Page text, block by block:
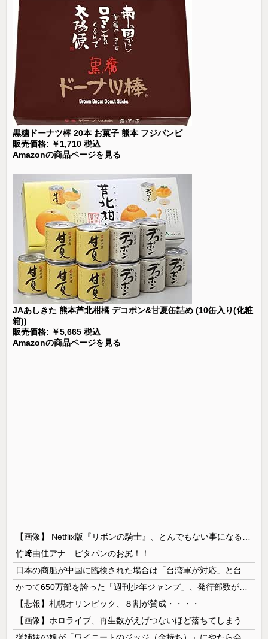
黒糖ドーナツ棒 20本 お菓子 熊本 フジバンビ
販売価格: ￥1,710 税込
Amazonの商品ページを見る
JAあしきた 熊本芦北柑橘 デコポン&甘夏缶詰め (10缶入り(化粧
箱))
販売価格: ￥5,665 税込
Amazonの商品ページを見る
竹﨑由佳アナ ピタパンのお尻！！
【悲報】札幌オリンピック、８割が賛成・・・・